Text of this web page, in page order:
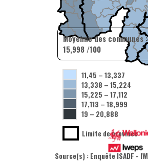
Moyenne des communes :
15,998 /100
11,45 – 13,337
13,338 – 15,224
15,225 – 17,112
17,113 – 18,999
19 – 20,888
Limite de province
Source(s) : Enquête ISADF -